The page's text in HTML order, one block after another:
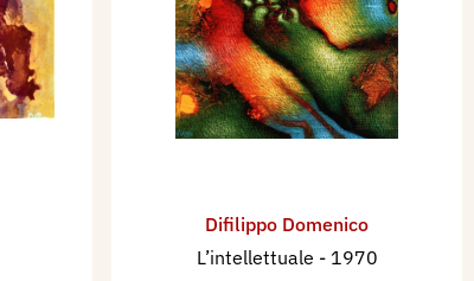
Difilippo Domenico
L’intellettuale - 1970